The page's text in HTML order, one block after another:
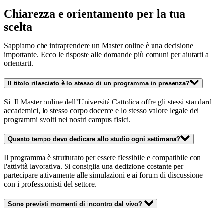
Chiarezza e orientamento per la tua
scelta
Sappiamo che intraprendere un Master online è una decisione
importante. Ecco le risposte alle domande più comuni per aiutarti a
orientarti.
Il titolo rilasciato è lo stesso di un programma in presenza?
Sì. Il Master online dell’Università Cattolica offre gli stessi standard
accademici, lo stesso corpo docente e lo stesso valore legale dei
programmi svolti nei nostri campus fisici.
Quanto tempo devo dedicare allo studio ogni settimana?
Il programma è strutturato per essere flessibile e compatibile con
l'attività lavorativa. Si consiglia una dedizione costante per
partecipare attivamente alle simulazioni e ai forum di discussione
con i professionisti del settore.
Sono previsti momenti di incontro dal vivo?